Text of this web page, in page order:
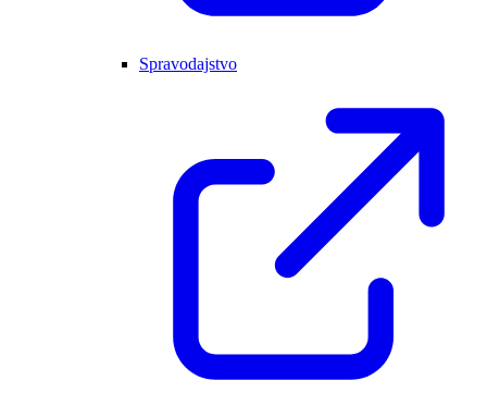
Spravodajstvo